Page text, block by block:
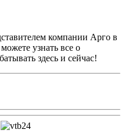
компании Арго в
узнать все о
здесь и сейчас!